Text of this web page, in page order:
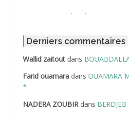
ABBOUR Azzedine *
ABDAT Amar
ABDEDDAIM Hamid
ABDELAZIZ Mohamed
ABDELHAFID Lakhdar
Derniers commentaires
Wallid zaitoutdans
Farid ouamaradans OUAMARA
*
NADERA ZOUBIRdans